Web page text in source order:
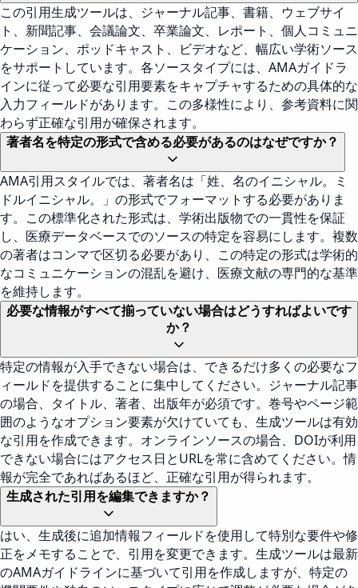
この引用生成ツールは、ジャーナル記事、書籍、ウェブサイ
ト、新聞記事、会議論文、卒業論文、レポート、個人コミュニ
ケーション、ポッドキャスト、ビデオなど、幅広い学術ソース
をサポートしています。各ソースタイプには、AMAガイドラ
インに従って必要な引用要素をキャプチャするための具体的な
入力フィールドがあります。この多様性により、参考資料に関
わらず正確な引用が確保されます。
著者名を特定の形式で含める必要があるのはなぜですか？
AMA引用スタイルでは、著者名は「姓、名のイニシャル。ミ
ドルイニシャル。」の形式でフォーマットする必要がありま
す。この標準化された形式は、学術出版物での一貫性を保証
し、医療データベースでのソースの特定を容易にします。複数
の著者はコンマで区切る必要があり、この特定の形式は学術的
なコミュニケーションの混乱を避け、医療文献の専門的な基準
を維持します。
必要な情報がすべて揃っていない場合はどうすればよいです
か？
特定の情報が入手できない場合は、できるだけ多くの必要なフ
ィールドを提供することに集中してください。ジャーナル記事
の場合、タイトル、著者、出版年が必須です。巻号やページ範
囲のようなオプション要素が欠けていても、生成ツールは有効
な引用を作成できます。オンラインソースの場合、DOIが利用
できない場合にはアクセス日とURLを常に含めてください。情
報が完全であればあるほど、正確な引用が得られます。
生成された引用を編集できますか？
はい、生成後に追加情報フィールドを使用して特別な要件や修
正をメモすることで、引用を変更できます。生成ツールは最新
のAMAガイドラインに基づいて引用を作成しますが、特定の